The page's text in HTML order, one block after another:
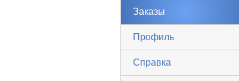
Заказы
Профиль
Справка